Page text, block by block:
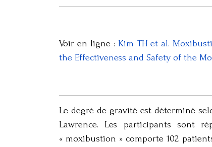
Voir en ligne : Kim TH et al.
the Effectiveness and Safety of the
Le degré de gravité est déterminé
Lawrence. Les participants sont
« moxibustion » comporte 102